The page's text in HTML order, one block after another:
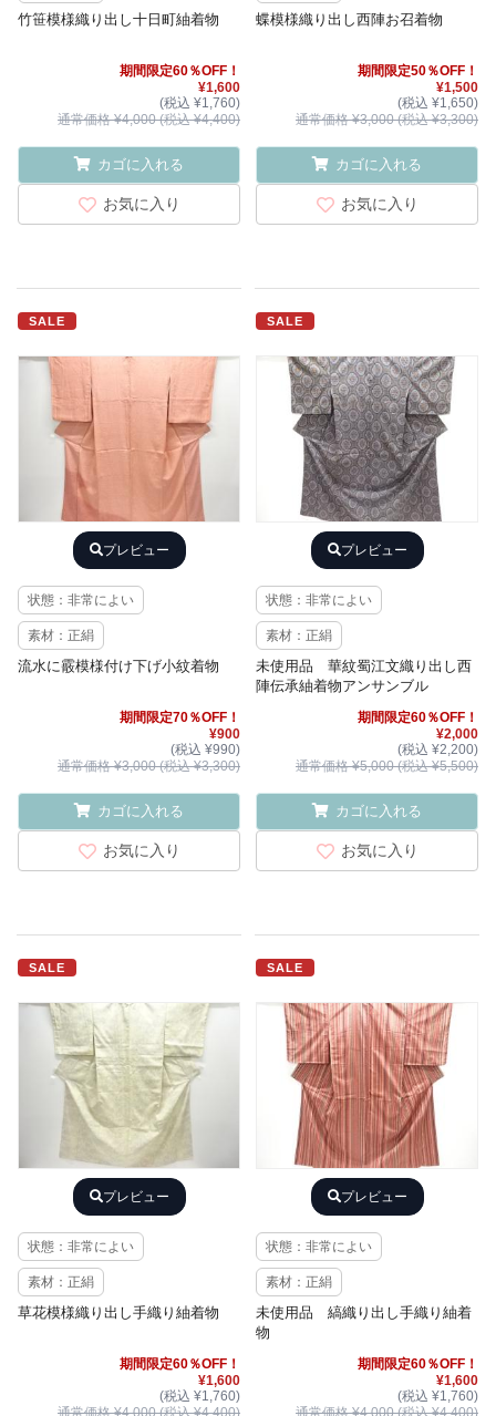
竹笹模様織り出し十日町紬着物
期間限定60％OFF！
¥1,600
(税込 ¥1,760)
通常価格 ¥4,000 (税込 ¥4,400)
カゴに入れる
お気に入り
蝶模様織り出し西陣お召着物
期間限定50％OFF！
¥1,500
(税込 ¥1,650)
通常価格 ¥3,000 (税込 ¥3,300)
カゴに入れる
お気に入り
SALE
プレビュー
状態：非常によい
素材：正絹
流水に霰模様付け下げ小紋着物
期間限定70％OFF！
¥900
(税込 ¥990)
通常価格 ¥3,000 (税込 ¥3,300)
カゴに入れる
お気に入り
SALE
プレビュー
状態：非常によい
素材：正絹
未使用品 華紋蜀江文織り出し西
陣伝承紬着物アンサンブル
期間限定60％OFF！
¥2,000
(税込 ¥2,200)
通常価格 ¥5,000 (税込 ¥5,500)
カゴに入れる
お気に入り
SALE
プレビュー
状態：非常によい
素材：正絹
草花模様織り出し手織り紬着物
期間限定60％OFF！
¥1,600
(税込 ¥1,760)
SALE
プレビュー
状態：非常によい
素材：正絹
未使用品 縞織り出し手織り紬着
物
期間限定60％OFF！
¥1,600
(税込 ¥1,760)